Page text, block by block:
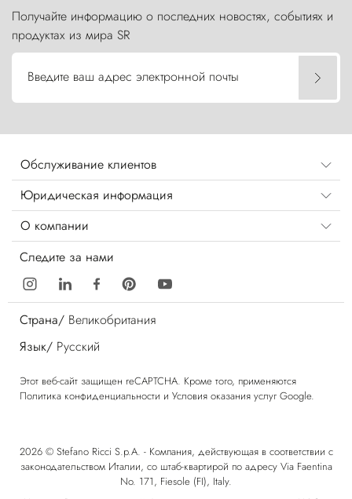
Получайте информацию о последних новостях, событиях и
продуктах из мира SR
Введите ваш адрес электронной почты
Обслуживание клиентов
Юридическая информация
О компании
Следите за нами
Страна/ Великобритания
Язык/ Русский
Этот веб-сайт защищен reCAPTCHA. Кроме того, применяются
Политика конфиденциальности и Условия оказания услуг Google.
2026 © Stefano Ricci S.p.A. - Компания, действующая в соответствии с
законодательством Италии, со штаб-квартирой по адресу Via Faentina
No. 171, Fiesole (FI), Italy.